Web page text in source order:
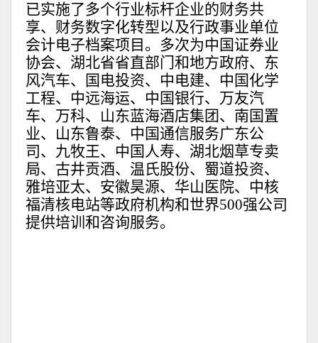
已实施了多个行业标杆企业的财务共
享、财务数字化转型以及行政事业单位
会计电子档案项目。多次为中国证券业
协会、湖北省省直部门和地方政府、东
风汽车、国电投资、中电建、中国化学
工程、中远海运、中国银行、万友汽
车、万科、山东蓝海酒店集团、南国置
业、山东鲁泰、中国通信服务广东公
司、九牧王、中国人寿、湖北烟草专卖
局、古井贡酒、温氏股份、蜀道投资、
雅培亚太、安徽昊源、华山医院、中核
福清核电站等政府机构和世界500强公司
提供培训和咨询服务。